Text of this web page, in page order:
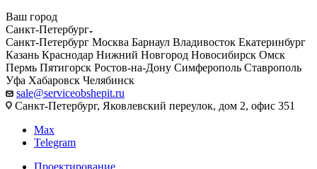
Ваш город
Санкт-Петербург
Санкт-Петербург Москва Барнаул Владивосток Екатеринбург
Казань Краснодар Нижний Новгород Новосибирск Омск
Пермь Пятигорск Ростов-на-Дону Симферополь Ставрополь
Уфа Хабаровск Челябинск
sale@serviceobshepit.ru
Санкт-Петербург, Яковлевский переулок, дом 2, офис 351
Max
Telegram
Проектирование